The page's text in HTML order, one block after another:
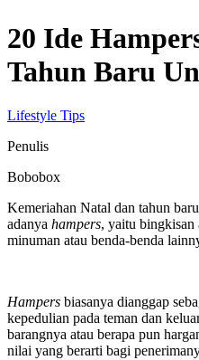
20 Ide
Tahun Baru
Lifestyle Tips
Penulis
Bobobox
Kemeriahan Natal dan tahun
adanya hampers, yaitu bingkisan
minuman atau benda-benda
Hampers biasanya dianggap
kepedulian pada teman dan
barangnya atau berapa pun
nilai yang berarti bagi